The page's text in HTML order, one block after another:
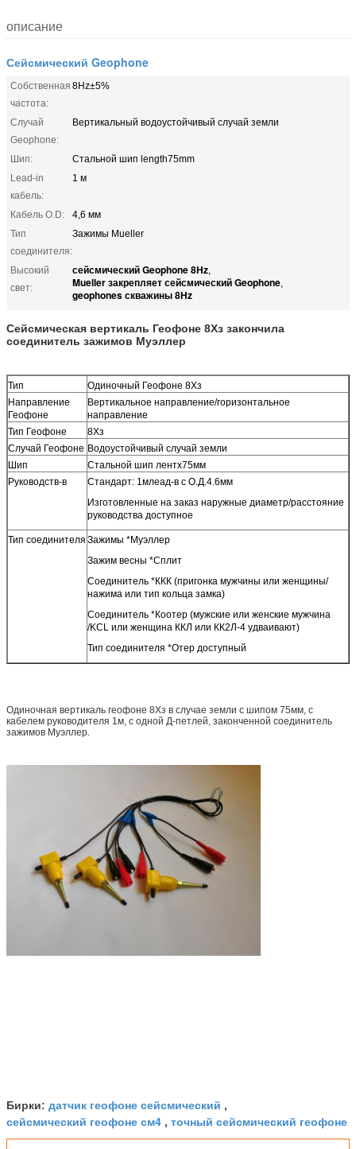
описание
Сейсмический Geophone
Собственная
частота:
8Hz±5%
Случай
Geophone:
Вертикальный водоустойчивый случай земли
Шип:
Стальной шип length75mm
Lead-in
кабель:
1 м
Кабель O.D:
4,6 мм
Тип
соединителя:
Зажимы Mueller
Высокий
свет:
сейсмический Geophone 8Hz,
Mueller закрепляет сейсмический Geophone,
geophones скважины 8Hz
Сейсмическая вертикаль Геофоне 8Хз закончила
соединитель зажимов Муэллер
Тип
Одиночный Геофоне 8Хз
Направление
Геофоне
Вертикальное направление/горизонтальное
направление
Тип Геофоне
8Хз
Случай Геофоне Водоустойчивый случай земли
Шип
Стальной шип лентх75мм
Руководств-в
Стандарт: 1млеад-в с О.Д.4.6мм
Изготовленные на заказ наружные диаметр/расстояние
руководства доступное
Тип соединителя Зажимы *Муэллер
Зажим весны *Сплит
Соединитель *ККК (пригонка мужчины или женщины/
нажима или тип кольца замка)
Соединитель *Коотер (мужские или женские мужчина
/KCL или женщина ККЛ или КК2Л-4 удваивают)
Тип соединителя *Отер доступный
Одиночная вертикаль геофоне 8Хз в случае земли с шипом 75мм, с
кабелем руководителя 1м, с одной Д-петлей, законченной соединитель
зажимов Муэллер.
Бирки: датчик геофоне сейсмический ,
сейсмический геофоне см4 , точный сейсмический геофоне